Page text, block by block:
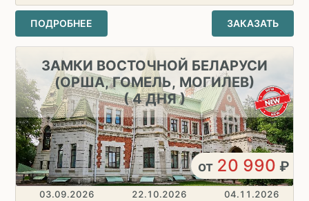
ПОДРОБНЕЕ ЗАКАЗАТЬ
ЗАМКИ ВОСТОЧНОЙ БЕЛАРУСИ
(ОРША, ГОМЕЛЬ, МОГИЛЕВ)
( 4 ДНЯ )
от 20 990 ₽
03.09.2026 22.10.2026
04.11.2026